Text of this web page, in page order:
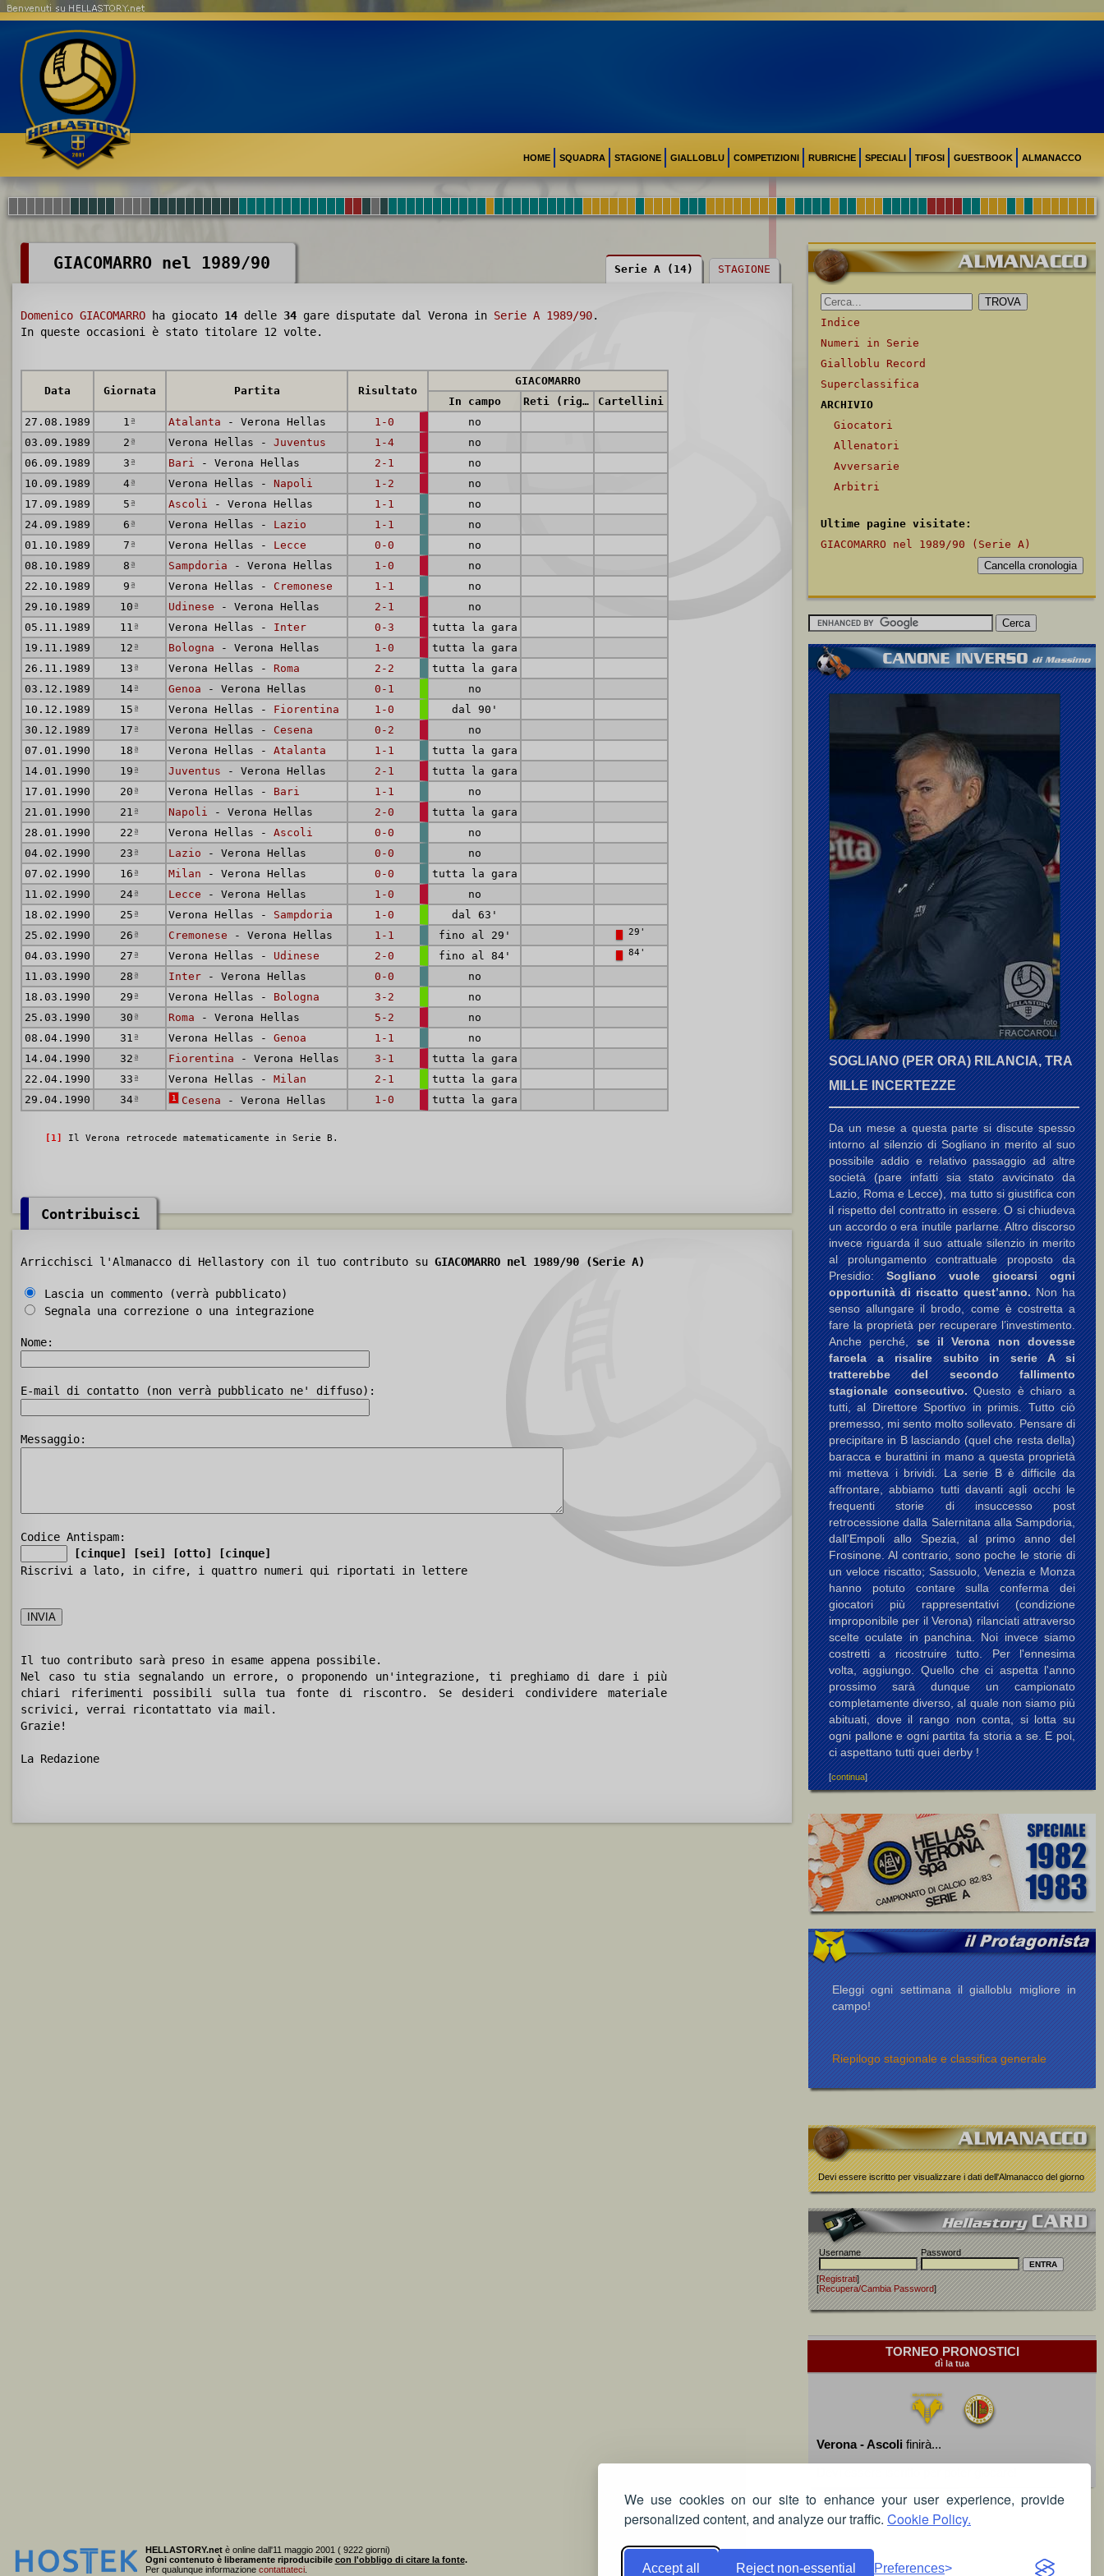
We use cookies on our site to enhance your user experience, provide
personalized content, and analyze our traffic. Cookie Policy.
Accept all Reject non-essential Preferences
HOME SQUADRA STAGIONE GIALLOBLU COMPETIZIONI RUBRICHE SPECIALI TIFOSI GUESTBOOK ALMANACCO
Benvenuti su HELLASTORY.net
GIACOMARRO nel 1989/90 Serie A (14) STAGIONE
Domenico GIACOMARRO ha giocato 14 delle 34 gare disputate dal Verona in Serie A 1989/90.
In queste occasioni è stato titolare 12 volte.
Data Giornata Partita Risultato
GIACOMARRO
In campo
Reti (rig.)
Cartellini
27.08.1989
1 ª Atalanta - Verona Hellas 1-0
no
03.09.1989
2 ª Verona Hellas - Juventus 1-4
no
06.09.1989
3 ª Bari - Verona Hellas 2-1
no
10.09.1989
4ª Verona Hellas - Napoli 1-2
no
17.09.1989
5 ª Ascoli - Verona Hellas 1-1
no
24.09.1989
6 ª Verona Hellas - Lazio 1-1
no
01.10.1989
7 ª Verona Hellas - Lecce 0-0
no
08.10.1989
8 ª Sampdoria - Verona Hellas 1-0
no
22.10.1989
9 ª Verona Hellas - Cremonese 1-1
no
29.10.1989
10 ª Udinese - Verona Hellas 2-1
no
05.11.1989
11 ª Verona Hellas - Inter 0-3
tutta la gara
19.11.1989
12 ª Bologna - Verona Hellas 1-0
tutta la gara
26.11.1989
13 ª Verona Hellas - Roma 2-2
tutta la gara
03.12.1989
14ª Genoa - Verona Hellas 0-1
no
10.12.1989
15 ª Verona Hellas - Fiorentina 1-0
dal 90'
30.12.1989
17 ª Verona Hellas - Cesena 0-2
no
07.01.1990
18 ª Verona Hellas - Atalanta 1-1
tutta la gara
14.01.1990
19 ª Juventus - Verona Hellas 2-1
tutta la gara
17.01.1990
20 ª Verona Hellas - Bari 1-1
no
21.01.1990
21 ª Napoli - Verona Hellas 2-0
tutta la gara
28.01.1990
22 ª Verona Hellas - Ascoli 0-0
no
04.02.1990
23 ª Lazio - Verona Hellas 0-0
no
07.02.1990
16 ª Milan - Verona Hellas 0-0
tutta la gara
11.02.1990
24ª Lecce - Verona Hellas 1-0
no
18.02.1990
25 ª Verona Hellas - Sampdoria 1-0
dal 63'
25.02.1990
26 ª Cremonese - Verona Hellas 1-1 fino al 29' 29'
04.03.1990 27 ª Verona Hellas - Udinese 2-0 fino al 84' 84'
11.03.1990 28 ª Inter - Verona Hellas 0-0
no
18.03.1990
29 ª Verona Hellas - Bologna 3-2
no
25.03.1990
30 ª Roma - Verona Hellas 5-2
no
08.04.1990
31 ª Verona Hellas - Genoa 1-1
no
14.04.1990
32 ª Fiorentina - Verona Hellas 3-1
tutta la gara
22.04.1990
33 ª Verona Hellas - Milan 2-1
tutta la gara
29.04.1990
34ª 1 Cesena - Verona Hellas 1-0 tutta la gara
[1] Il Verona retrocede matematicamente in Serie B.
Contribuisci
Arricchisci l'Almanacco di Hellastory con il tuo contributo su GIACOMARRO nel 1989/90 (Serie A)
Lascia un commento (verrà pubblicato)
Segnala una correzione o una integrazione
Nome:
E-mail di contatto (non verrà pubblicato ne' diffuso):
Messaggio:
Codice Antispam:
[cinque]
[sei] [otto]
[cinque]
Riscrivi a lato, in cifre, i quattro numeri qui riportati in lettere
Il tuo contributo sarà preso in esame appena possibile.
Nel caso tu stia segnalando un errore, o proponendo un'integrazione, ti preghiamo di dare i più
chiari riferimenti possibili sulla tua fonte di riscontro. Se desideri condividere materiale
scrivici, verrai ricontattato via mail.
Grazie!
La Redazione
Indice
Numeri in Serie
Gialloblu Record
Superclassifica
ARCHIVIO
Giocatori
Allenatori
Avversarie
Arbitri
Ultime pagine visitate:
GIACOMARRO nel 1989/90 (Serie A)
SOGLIANO (PER ORA) RILANCIA, TRA
MILLE INCERTEZZE
Da un mese a questa parte si discute spesso
intorno al silenzio di Sogliano in merito al suo
possibile addio e relativo passaggio ad altre
società (pare infatti sia stato avvicinato da
Lazio, Roma e Lecce), ma tutto si giustifica con
il rispetto del contratto in essere. O si chiudeva
un accordo o era inutile parlarne. Altro discorso
invece riguarda il suo attuale silenzio in merito
al prolungamento contrattuale proposto da
Presidio:Sogliano vuole giocarsi ogni
opportunità di riscatto quest’anno.Non ha
senso allungare il brodo, come è costretta a
fare la proprietà per recuperare l’investimento.
Anche perché,se il Verona non dovesse
farcela a risalire subito in serie A si
tratterebbe del secondo fallimento
stagionale consecutivo.Questo è chiaro a
tutti, al Direttore Sportivo in primis. Tutto ciò
premesso, mi sento molto sollevato. Pensare di
precipitare in B lasciando (quel che resta della)
baracca e burattini in mano a questa proprietà
mi metteva i brividi. La serie B è difficile da
affrontare, abbiamo tutti davanti agli occhi le
frequenti storie di insuccesso post
retrocessione dalla Salernitana alla Sampdoria,
dall'Empoli allo Spezia, al primo anno del
Frosinone. Al contrario, sono poche le storie di
un veloce riscatto; Sassuolo, Venezia e Monza
hanno potuto contare sulla conferma dei
giocatori più rappresentativi (condizione
improponibile per il Verona) rilanciati attraverso
scelte oculate in panchina. Noi invece siamo
costretti a ricostruire tutto. Per l'ennesima
volta, aggiungo. Quello che ci aspetta l'anno
prossimo sarà dunque un campionato
completamente diverso, al quale non siamo più
abituati, dove il rango non conta, si lotta su
ogni pallone e ogni partita fa storia a se. E poi,
ci aspettano tutti quei derby !
[continua]
Eleggi ogni settimana il gialloblu migliore in
campo!
Riepilogo stagionale e classifica generale
Devi essere iscritto per visualizzare i dati dell'Almanacco del giorno
Username Password
[Registrati]
[Recupera/Cambia Password]
TORNEO PRONOSTICI
dì la tua
Verona - Ascoli finirà...
HELLASTORY.netè online dall'11 maggio 2001 ( 9222 giorni)
Ogni contenuto è liberamente riproducibile con l'obbligo di citare la fonte.
Per qualunque informazione contattateci.